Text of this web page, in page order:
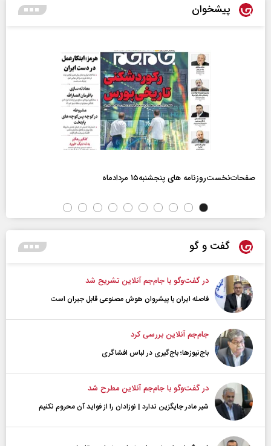
پیشخوان
صفحات‌نخست‌روزنامه ها‌ی پنجشنبه‌۱۵ مردادماه
گفت و گو
در گفت‌و‌گو با جام‌جم آنلاین تشریح شد
فاصله ایران با پیشرو‌ان هوش مصنوعی قابل جبران است
جام‌جم آنلاین بررسی کرد
باج‌نیوزها؛ باج‌گیری در لباس افشاگری
در گفت‌و‌گو با جام‌جم آنلاین مطرح شد
شیر مادر جایگزین ندارد | نوزادان را از فواید آن محروم نکنیم